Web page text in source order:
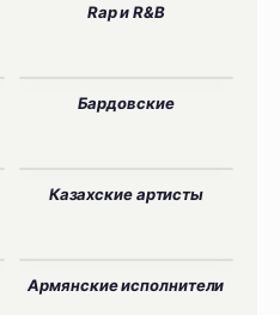
Rap и R&B
Бардовские
Казахские артисты
Армянские исполнители